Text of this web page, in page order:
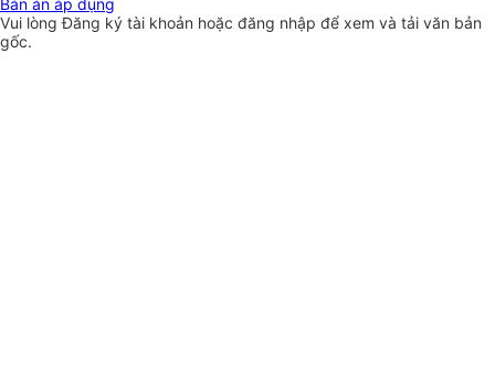
Bản án áp dụng
Vui lòngĐăng ký tài khoản hoặc đăng nhập để xem và tải văn bản
gốc.